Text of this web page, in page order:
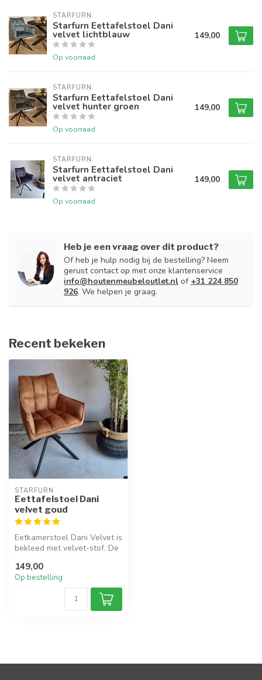
STARFURN
Starfurn Eettafelstoel Dani
velvet lichtblauw
Op voorraad
149,00
STARFURN
Starfurn Eettafelstoel Dani
velvet hunter groen
Op voorraad
149,00
STARFURN
Starfurn Eettafelstoel Dani
velvet antraciet
Op voorraad
149,00
Heb je een vraag over dit product?
Of heb je hulp nodig bij de bestelling? Neem
gerust contact op met onze klantenservice
info@houtenmeubeloutlet.nl of +31 224 850
926. We helpen je graag.
Recent bekeken
STARFURN
Eettafelstoel Dani
velvet goud
Eetkamerstoel Dani Velvet is
bekleed met velvet-stof. De
149,00
Op bestelling